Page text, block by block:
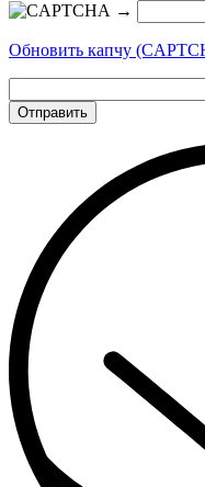
→
Обновить капчу
Отправить